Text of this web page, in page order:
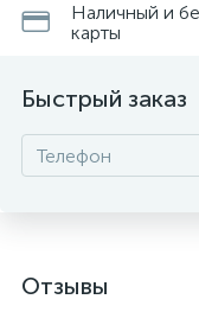
Наличный и
карты
Быстрый заказ
Отзывы